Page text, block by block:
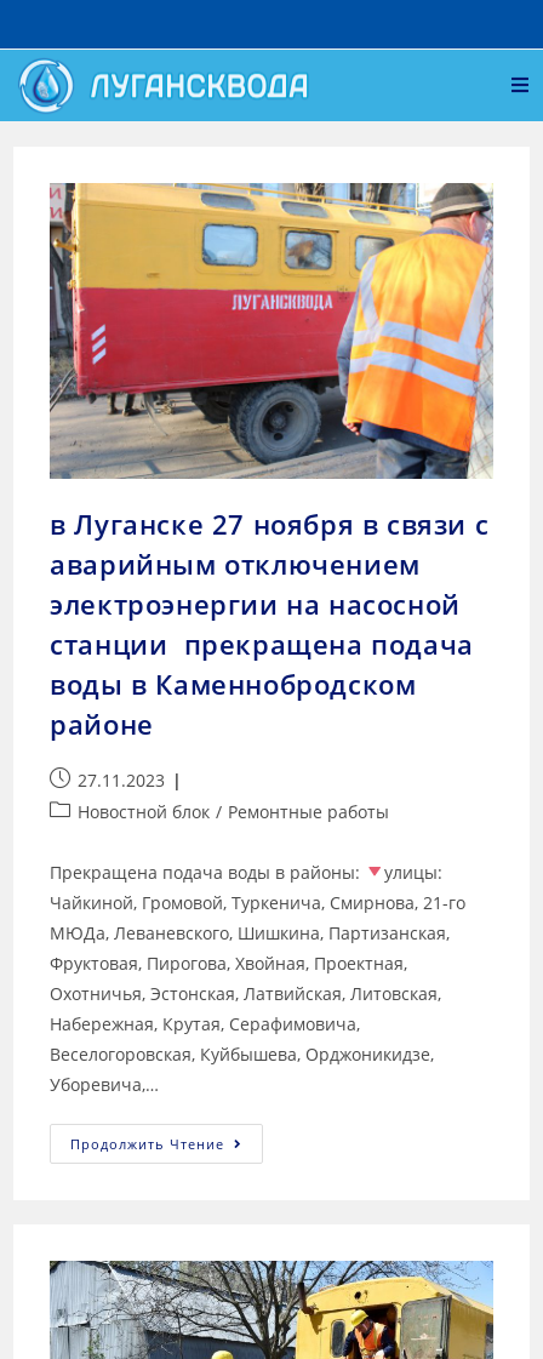
в Луганске 27 ноября в связи с
аварийным отключением
электроэнергии на насосной
станции прекращена подача
воды в Каменнобродском
районе
27.11.2023
Новостной блок / Ремонтные работы
Прекращена подача воды в районы:
улицы:
Чайкиной, Громовой, Туркенича, Смирнова, 21-го
МЮДа, Леваневского, Шишкина, Партизанская,
Фруктовая, Пирогова, Хвойная, Проектная,
Охотничья, Эстонская, Латвийская, Литовская,
Набережная, Крутая, Серафимовича,
Веселогоровская, Куйбышева, Орджоникидзе,
Уборевича,…
Продолжить Чтение